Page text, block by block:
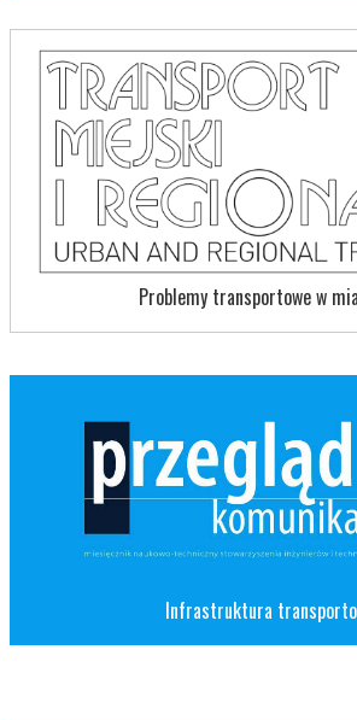
Problemy transportowe w
Infrastruktura